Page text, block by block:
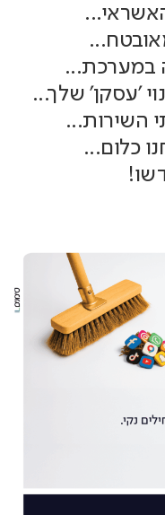
במערכת...
'עסקן' שלך...
השירות...
כלום...